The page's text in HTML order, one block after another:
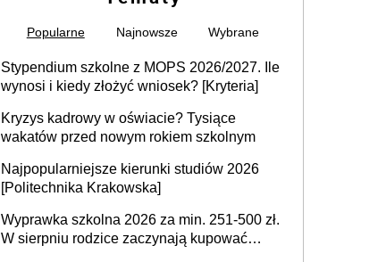
Popularne Najnowsze Wybrane
Stypendium szkolne z MOPS 2026/2027. Ile
wynosi i kiedy złożyć wniosek? [Kryteria]
Kryzys kadrowy w oświacie? Tysiące
wakatów przed nowym rokiem szkolnym
Najpopularniejsze kierunki studiów 2026
[Politechnika Krakowska]
Wyprawka szkolna 2026 za min. 251-500 zł.
W sierpniu rodzice zaczynają kupować